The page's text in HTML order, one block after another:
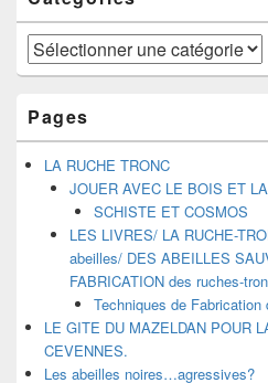
Catégories
Pages
LA RUCHE TRONC
JOUER AVEC LE BOIS ET
SCHISTE ET COSMOS
LES LIVRES/ LA RUCHE-
abeilles/ DES ABEILLES
FABRICATION des ruches-
Techniques de Fabrication
LE GITE DU MAZELDAN POUR
CEVENNES.
Les abeilles noires…agressives?